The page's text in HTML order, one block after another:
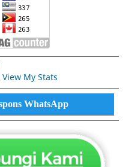
View My Stats
WhatsApp